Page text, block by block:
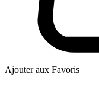
Ajouter aux Favoris